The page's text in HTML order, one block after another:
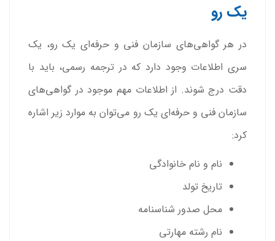
یک رو
در هر گواهی‌های سازمان فنی و حرفه‌ای یک رو، یک
سری اطلاعات وجود دارد که در ترجمه رسمی، باید با
دقت درج شوند. از اطلاعات مهم موجود در گواهی‌های
سازمان فنی و حرفه‌ای یک رو می‌توان به موارد زیر اشاره
کرد:
نام و نام خانوادگی
تاریخ تولد
محل صدور شناسنامه
نام رشته مهارتی